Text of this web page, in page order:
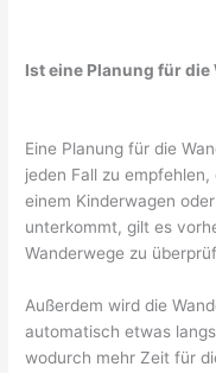
Ist eine Planung für die
Eine Planung für die
jeden Fall zu
einem Kinderwagen
unterkommt, gilt es
Wanderwege zu
Außerdem wird die
automatisch etwas
wodurch mehr Zeit für